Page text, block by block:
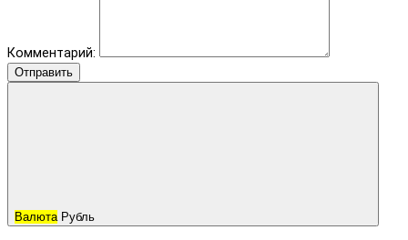
Комментарий:
Отправить
Валюта Рубль